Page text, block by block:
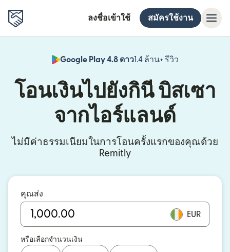
ลงชื่อเข้าใช้ สมัครใช้งาน
Google Play 4.8 ดาว1.4 ล้าน+ รีวิว
(เปิดในหน้าต่
โอนเงินไปยังกินี บิสเซา
จากไอร์แลนด์
ไม่มีค่าธรรมเนียมในการโอนครั้งแรกของคุณด้วย
Remitly
คุณส่ง
EUR
หรือเลือกจำนวนเงิน